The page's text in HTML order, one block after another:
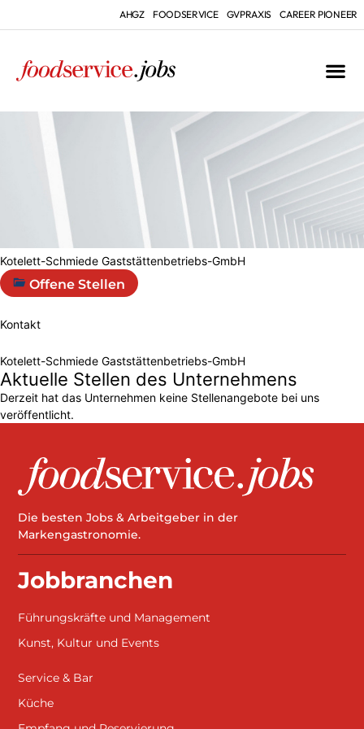
AHGZ FOODSERVICE GVPRAXIS CAREER PIONEER
Kotelett-Schmiede Gaststättenbetriebs-GmbH
Offene Stellen
Kontakt
Kotelett-Schmiede Gaststättenbetriebs-GmbH
Aktuelle Stellen des Unternehmens
Derzeit hat das Unternehmen keine Stellenangebote bei uns
veröffentlicht.
Die besten Jobs & Arbeitgeber in der
Markengastronomie.
Jobbranchen
Führungskräfte und Management
Kunst, Kultur und Events
Service & Bar
Küche